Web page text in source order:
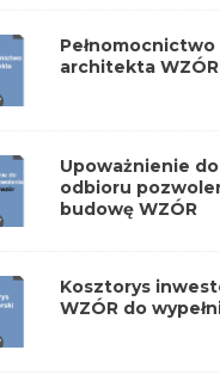
Pełnomocnictwo
architekta WZÓR
Upoważnienie do
odbioru
budowę WZÓR
Kosztorys
WZÓR do